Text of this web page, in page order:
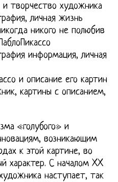
и творчество художника
личная жизнь
никого не полюбив
информация, личная
и описание его картин
картины с описанием,
«голубого» и
возникающим
к этой картине, во
характер. С началом XX
наступает, так